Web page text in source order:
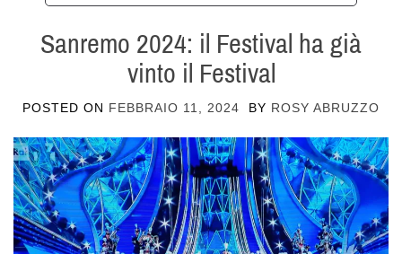
Sanremo 2024: il Festival ha già
vinto il Festival
POSTED ON FEBBRAIO 11, 2024 BY ROSY ABRUZZO